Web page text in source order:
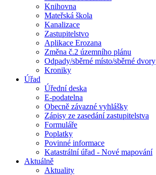
Knihovna
Mateřská škola
Kanalizace
Zastupitelstvo
Aplikace Erozana
Změna č.2 územního plánu
Odpady/sběrné místo/sběrné dvory
Kroniky
Úřad
Úřední deska
E-podatelna
Obecně závazné vyhlášky
Zápisy ze zasedání zastupitelstva
Formuláře
Poplatky
Povinné informace
Katastrální úřad - Nové mapování
Aktuálně
Aktuality